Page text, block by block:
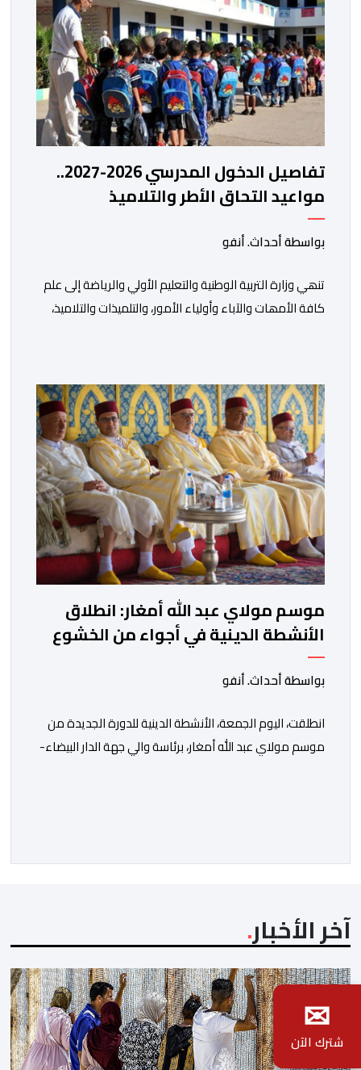
تفاصيل الدخول المدرسي 2026-2027..
مواعيد التحاق الأطر والتلاميذ
بالمؤسسات التعليمية
بواسطة أحداث. أنفو
تنھي وزارة التربیة الوطنیة والتعلیم الأولي والریاضة إلى علم
كافة الأمھات والآباء وأولیاء الأمور، والتلمیذات والتلامیذ،
المحدد سلفا طبقا لمقتضیات المقرر الوزاري رقم 047.26
الصادر بتاریخ 3 یولیوز 2026 بشأن تنظیم السنة الدراسیة.
وأوضحت الوزارة، في بلاغ، أن أطر […]
موسم مولاي عبد الله أمغار: انطلاق
الأنشطة الدينية في أجواء من الخشوع
الروحي
بواسطة أحداث. أنفو
انطلقت، اليوم الجمعة، الأنشطة الدينية للدورة الجديدة من
موسم مولاي عبد الله أمغار، برئاسة والي جهة الدار البيضاء-
الرسمية، حيث أُلقيت كلمات كل من رئيس المجلس […]
آخر الأخبار
✉
شترك الآن